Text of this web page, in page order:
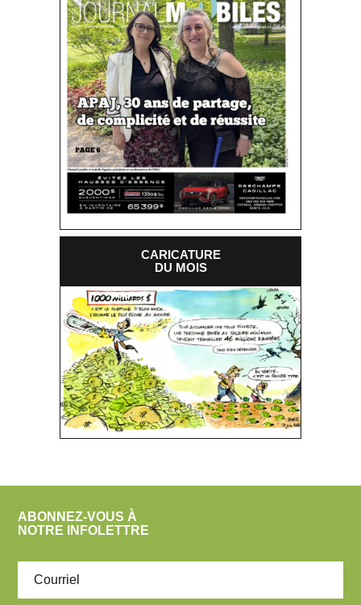
CARICATURE
DU MOIS
ABONNEZ-VOUS À
NOTRE INFOLETTRE